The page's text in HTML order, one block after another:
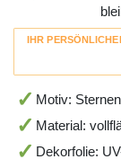
IHR
Motiv:
Material:
Dekorfolie: